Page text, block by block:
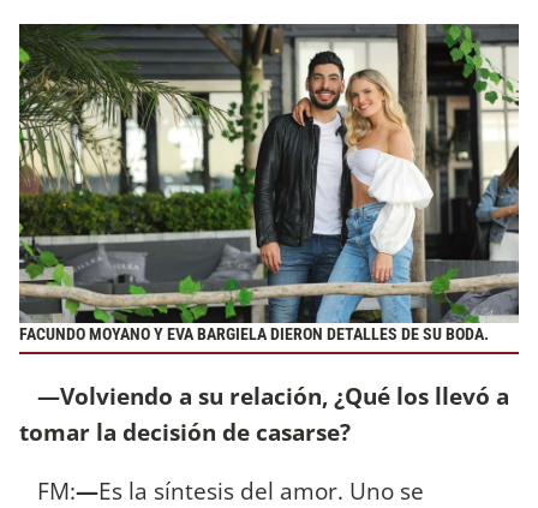
FACUNDO MOYANO Y EVA BARGIELA DIERON DETALLES DE SU BODA.
—Volviendo a su relación, ¿Qué los llevó a
tomar la decisión de casarse?
FM:—Es la síntesis del amor. Uno se